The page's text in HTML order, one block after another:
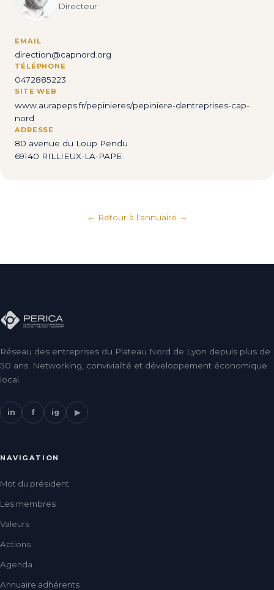
Directeur
EMAIL
direction@capnord.org
TÉLÉPHONE
0472885223
SITE WEB
www.aurapeps.fr/pepinieres/pepiniere-dentreprises-cap-
nord
ADRESSE
80 avenue du Loup Pendu
69140 RILLIEUX-LA-PAPE
← Retour à l'annuaire
Réseau des entreprises du Plateau Nord de Lyon depuis plus de
50 ans. Networking, convivialité et développement économique
local.
in f ig ▶
NAVIGATION
Mot du président
Les membres
Valeurs
Actions
Agenda
Annuaire adhérents